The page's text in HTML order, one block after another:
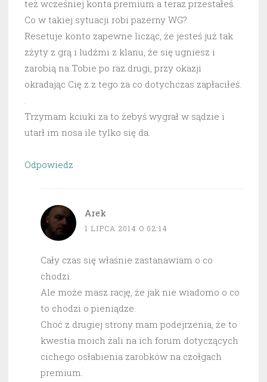
też wcześniej konta premium a teraz przestałeś.
Co w takiej sytuacji robi pazerny WG?
Resetuje konto zapewne licząc, że jesteś już tak
zżyty z grą i ludźmi z klanu, że się ugniesz i
zarobią na Tobie po raz drugi, przy okazji
okradając Cię z z tego za co dotychczas zapłaciłeś.
.
Trzymam kciuki za to żebyś wygrał w sądzie i
utarł im nosa ile tylko się da.
Odpowiedz
Arek
1 LIPCA 2014 O 02:14
Cały czas się właśnie zastanawiam o co
chodzi.
Ale może masz rację, że jak nie wiadomo o co
to chodzi o pieniądze.
Choć z drugiej strony mam podejrzenia, że to
kwestia moich żali na ich forum dotyczących
cichego osłabienia zarobków na czołgach
premium.